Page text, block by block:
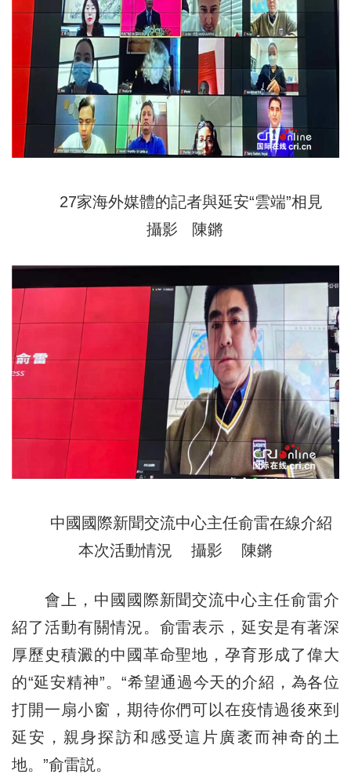
27家海外媒體的記者與延安“雲端”相見
攝影 陳鏘
中國國際新聞交流中心主任俞雷在線介紹
本次活動情況 攝影 陳鏘
會上，中國國際新聞交流中心主任俞雷介
紹了活動有關情況。俞雷表示，延安是有著深
厚歷史積澱的中國革命聖地，孕育形成了偉大
的“延安精神”。“希望通過今天的介紹，為各位
打開一扇小窗，期待你們可以在疫情過後來到
延安，親身探訪和感受這片廣袤而神奇的土
地。”俞雷説。